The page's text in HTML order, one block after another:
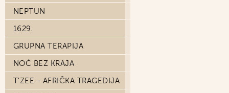
NEPTUN
1629.
GRUPNA TERAPIJA
NOĆ BEZ KRAJA
T'ZEE - AFRIČKA TRAGEDIJA